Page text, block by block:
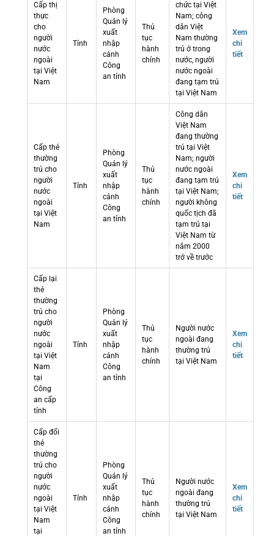
Cấp thị
thực
cho
người
nước
ngoài
tại Việt
Nam
Tỉnh
Phòng
Quản lý
xuất
nhập
cảnh
Công
an tỉnh
Thủ
tục
hành
chính
chức tại Việt
Nam; công
dân Việt
Nam thường
trú ở trong
nước, người
nước ngoài
đang tạm trú
tại Việt Nam
Xem
chi
tiết
Cấp thẻ
thường
trú cho
người
nước
ngoài
tại Việt
Nam
Tỉnh
Phòng
Quản lý
xuất
nhập
cảnh
Công
an tỉnh
Thủ
tục
hành
chính
Công dân
Việt Nam
đang thường
trú tại Việt
Nam; người
nước ngoài
đang tạm trú
tại Việt Nam;
người không
quốc tịch đã
tạm trú tại
Việt Nam từ
năm 2000
trở về trước
Xem
chi
tiết
Cấp lại
thẻ
thường
trú cho
người
nước
ngoài
tại Việt
Nam
tại
Công
an cấp
tỉnh
Tỉnh
Phòng
Quản lý
xuất
nhập
cảnh
Công
an tỉnh
Thủ
tục
hành
chính
Người nước
ngoài đang
thường trú
tại Việt Nam
Xem
chi
tiết
Cấp đổi
thẻ
thường
trú cho
người
nước
ngoài
tại Việt
Nam
tại
Tỉnh
Phòng
Quản lý
xuất
nhập
cảnh
Công
an tỉnh
Thủ
tục
hành
chính
Người nước
ngoài đang
thường trú
tại Việt Nam
Xem
chi
tiết